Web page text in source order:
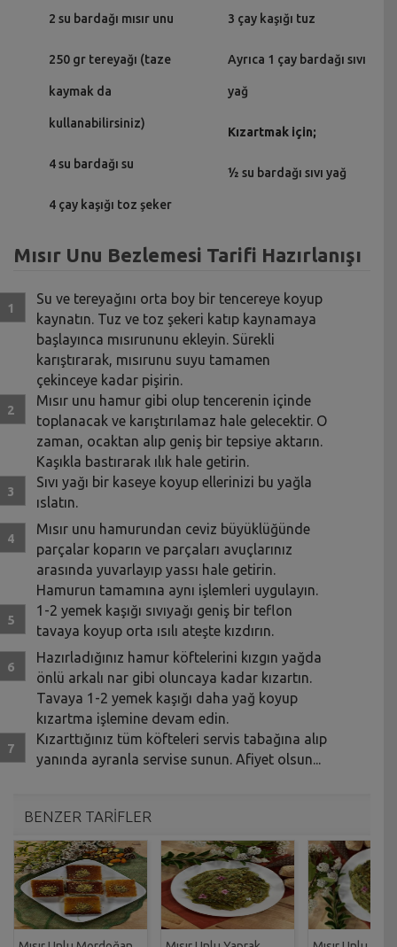
2 su bardağı mısır unu
250 gr tereyağı (taze
kaymak da
kullanabilirsiniz)
4 su bardağı su
4 çay kaşığı toz şeker
3 çay kaşığı tuz
Ayrıca 1 çay bardağı sıvı
yağ
Kızartmak için;
½ su bardağı sıvı yağ
Mısır Unu Bezlemesi Tarifi Hazırlanışı
Su ve tereyağını orta boy bir tencereye koyup
kaynatın. Tuz ve toz şekeri katıp kaynamaya
başlayınca mısırununu ekleyin. Sürekli
karıştırarak, mısırunu suyu tamamen
çekinceye kadar pişirin.
Mısır unu hamur gibi olup tencerenin içinde
toplanacak ve karıştırılamaz hale gelecektir. O
zaman, ocaktan alıp geniş bir tepsiye aktarın.
Kaşıkla bastırarak ılık hale getirin.
Sıvı yağı bir kaseye koyup ellerinizi bu yağla
ıslatın.
Mısır unu hamurundan ceviz büyüklüğünde
parçalar koparın ve parçaları avuçlarınız
arasında yuvarlayıp yassı hale getirin.
Hamurun tamamına aynı işlemleri uygulayın.
1-2 yemek kaşığı sıvıyağı geniş bir teflon
tavaya koyup orta ısılı ateşte kızdırın.
Hazırladığınız hamur köftelerini kızgın yağda
önlü arkalı nar gibi oluncaya kadar kızartın.
Tavaya 1-2 yemek kaşığı daha yağ koyup
kızartma işlemine devam edin.
Kızarttığınız tüm köfteleri servis tabağına alıp
yanında ayranla servise sunun. Afiyet olsun...
BENZER TARİFLER